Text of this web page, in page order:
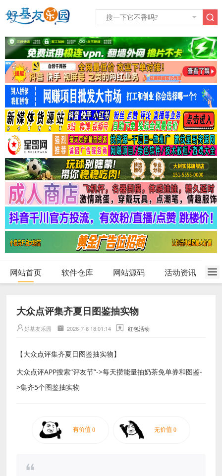
网站首页 软件仓库 网站源码 活动资讯
大众点评集齐夏日图鉴抽实物
好基友乐园 2026-7-6 18:01:14 红包活动
【大众点评集齐夏日图鉴抽实物】
大众点评APP搜索“评友节”->每天攒能量抽奶茶免单券和图鉴-
>集齐5个图鉴抽实物